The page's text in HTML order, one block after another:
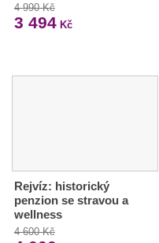
4 990 Kč
3 494 Kč
Rejvíz: historický
penzion se stravou a
wellness
4 600 Kč